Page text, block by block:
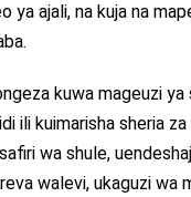
ya ajali, na kuja na
kuwa mageuzi
ili kuimarisha sheria
wa shule,
walevi, ukaguzi wa